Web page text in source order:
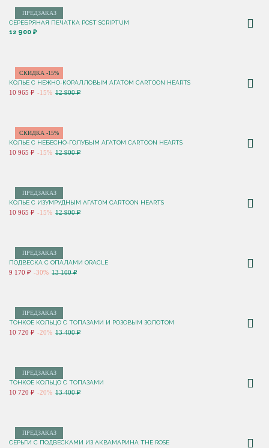
ПРЕДЗАКАЗ
СЕРЕБРЯНАЯ ПЕЧАТКА POST SCRIPTUM
12 900 ₽
СКИДКА -15%
КОЛЬЕ C НЕЖНО-КОРАЛЛОВЫМ АГАТОМ CARTOON HEARTS
10 965 ₽ -15% 12 900 ₽
СКИДКА -15%
КОЛЬЕ C НЕБЕСНО-ГОЛУБЫМ АГАТОМ CARTOON HEARTS
10 965 ₽ -15% 12 900 ₽
ПРЕДЗАКАЗ
КОЛЬЕ C ИЗУМРУДНЫМ АГАТОМ CARTOON HEARTS
10 965 ₽ -15% 12 900 ₽
ПРЕДЗАКАЗ
ПОДВЕСКА С ОПАЛАМИ ORACLE
9 170 ₽ -30% 13 100 ₽
ПРЕДЗАКАЗ
ТОНКОЕ КОЛЬЦО С ТОПАЗАМИ И РОЗОВЫМ ЗОЛОТОМ
10 720 ₽ -20% 13 400 ₽
ПРЕДЗАКАЗ
ТОНКОЕ КОЛЬЦО С ТОПАЗАМИ
10 720 ₽ -20% 13 400 ₽
ПРЕДЗАКАЗ
СЕРЬГИ С ПОДВЕСКАМИ ИЗ АКВАМАРИНА THE ROSE